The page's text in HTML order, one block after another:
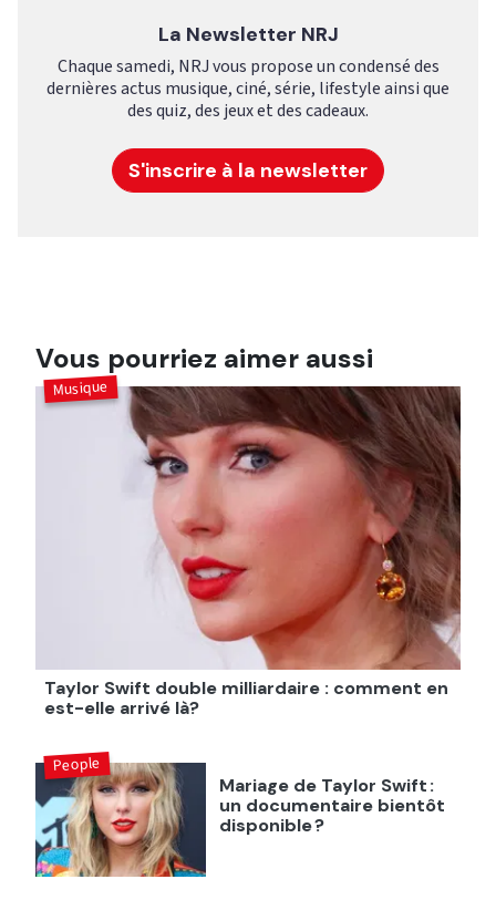
La Newsletter NRJ
Chaque samedi, NRJ vous propose un condensé des
dernières actus musique, ciné, série, lifestyle ainsi que
des quiz, des jeux et des cadeaux.
S'inscrire à la newsletter
Vous pourriez aimer aussi
Taylor Swift double milliardaire : comment en
est-elle arrivé là?
Musique
Mariage de Taylor Swift :
un documentaire bientôt
disponible ?
People